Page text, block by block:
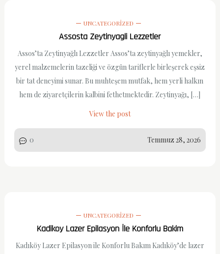
UNCATEGORIZED
Assosta Zeytinyagli Lezzetler
Assos’ta Zeytinyağlı Lezzetler Assos’ta zeytinyağlı yemekler,
yerel malzemelerin tazeliği ve özgün tariflerle birleşerek eşsiz
bir tat deneyimi sunar. Bu muhteşem mutfak, hem yerli halkın
hem de ziyaretçilerin kalbini fethetmektedir. Zeytinyağı, […]
View the post
0 Temmuz 28, 2026
UNCATEGORIZED
Kadikoy Lazer Epilasyon İle Konforlu Bakim
Kadıköy Lazer Epilasyon ile Konforlu Bakım Kadıköy’de lazer